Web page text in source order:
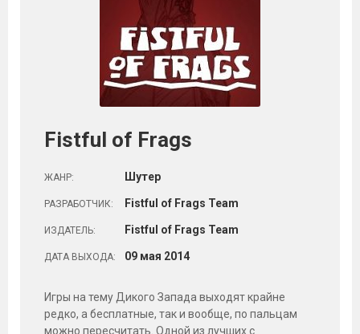
Fistful of Frags
ЖАНР: Шутер
РАЗРАБОТЧИК: Fistful of Frags Team
ИЗДАТЕЛЬ: Fistful of Frags Team
ДАТА ВЫХОДА: 09 мая 2014
Игры на тему Дикого Запада выходят крайне
редко, а бесплатные, так и вообще, по пальцам
можно пересчитать. Одной из лучших с